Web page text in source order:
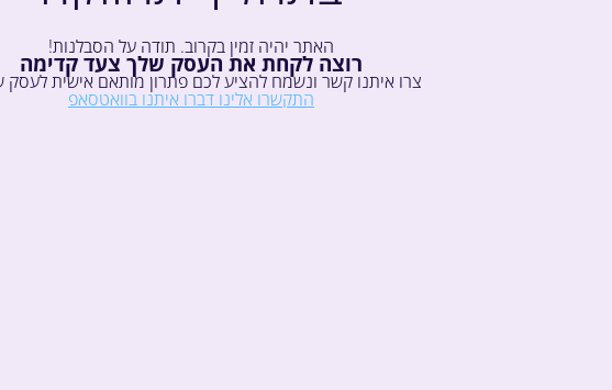
האתר יהיה זמין בקרוב. תודה על הסבלנות!
רוצה לקחת את העסק שלך צעד קדימה
צרו איתנו קשר ונשמח להציע לכם פתרון מותאם אישית לעסק
התקשרו אלינו דברו איתנו בוואטסאפ